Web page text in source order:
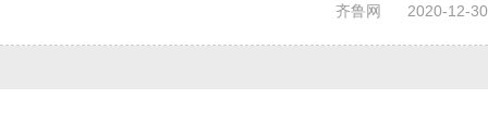
齐鲁网 2020-12-30